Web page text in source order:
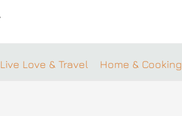
Live Love & Travel Home & Cooking